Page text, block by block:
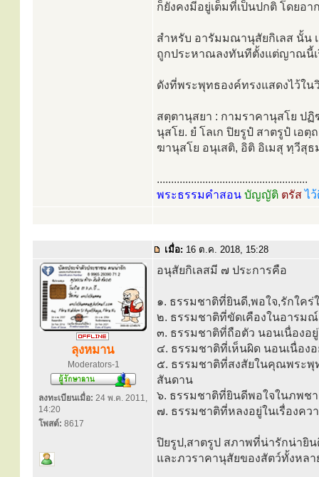
ก็ยังคงมีอยู่เต็มที่เป็นปกติ โดยอ
สำหรับ อารัมมณานุสัยกิเลส นั้น
ถูกประหาณลงทันทีตั้งแต่ญาณนี้เ
ดังที่พระพุทธองค์ทรงแสดงไว้ใน
สตฺตานุสยา : กามราคานุสโย ป
นุสโย. ยํ โลเก ปิยรูปํ สาตรูปํ เอ
ฆานุสโย อนุเสติ, อิติ อิเมสุ ทฺวีสุ
.....................................................
พระธรรมคำสอน บัญญัติ ตรัสไ
เมื่อ: 16 ต.ค. 2018, 15:28
ลุงหมาน
Moderators-1
ลงทะเบียนเมื่อ: 24 พ.ค. 2011,
14:20
โพสต์: 8617
อนุสัยกิเลสมี ๗ ประการคือ
๑. ธรรมชาติที่ยินดี,พอใจ,รักใค
๒. ธรรมชาติที่ขัดเคืองในอารม
๓. ธรรมชาติที่ถือตัว นอนเนื่องอ
๔. ธรรมชาติที่เห็นผิด นอนเนื่อง
๕. ธรรมชาติที่สงสัยในคุณพระพุ
สันดาน
๖. ธรรมชาติที่ยินดีพอใจในภพช
๗. ธรรมชาติที่หลงอยู่ในเรื่องค
ปิยรูป,สาตรูป สภาพที่น่ารักน่ายิ
และภวราคานุสัยของสัตว์ทั้งหล